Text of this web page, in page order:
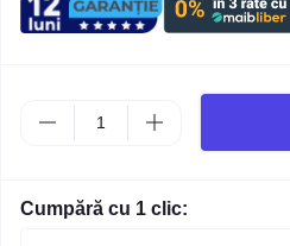
Cumpără cu 1 clic: